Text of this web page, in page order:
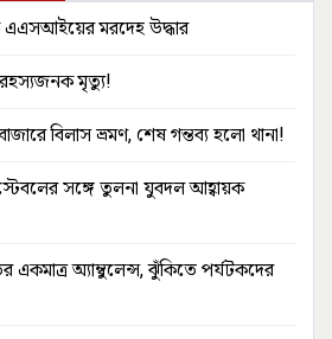
মরদেহ উদ্ধার
মৃত্যু!
বিলাস ভ্রমণ, শেষ গন্তব্য হলো থানা!
সঙ্গে তুলনা যুবদল আহ্বায়ক
অ্যাম্বুলেন্স, ঝুঁকিতে পর্যটকদের